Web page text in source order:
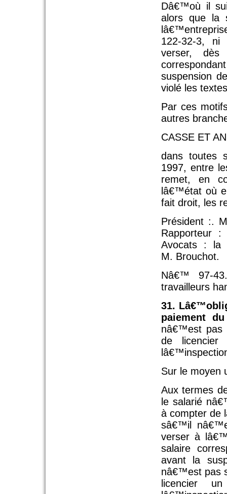
Dâ€™où il
alors que la
122-32-3,
verser,
suspension
violé les
Par ces
autres
CASSE ET
dans toutes
1997, entre
remet, en
lâ€™état où
fait droit, les
Président :.
Rapporteur
Avocats : la
M. Brouchot.
Nâ€™ 97-
travailleurs
31.
paiement
nâ€™est pas
de licencier
Sur le moyen
Aux termes
le salarié
à compter de
sâ€™il
verser à
salaire
avant la
nâ€™est pas
licencier